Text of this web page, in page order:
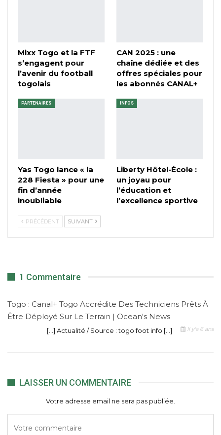
Mixx Togo et la FTF
s’engagent pour
l’avenir du football
togolais
CAN 2025 : une
chaîne dédiée et des
offres spéciales pour
les abonnés CANAL+
PARTENAIRES
Yas Togo lance « la
228 Fiesta » pour une
fin d’année
inoubliable
INFOS
Liberty Hôtel-École :
un joyau pour
l’éducation et
l’excellence sportive
PRÉCÉDENT SUIVANT
1 Commentaire
Togo : Canal+ Togo Accrédite Des Techniciens Prêts À
Être Déployé Sur Le Terrain | Ocean's News
Il y'a 6 ans
[…] Actualité / Source : togo foot info […]
LAISSER UN COMMENTAIRE
Votre adresse email ne sera pas publiée.